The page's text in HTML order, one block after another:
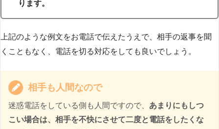
ります。
上記のような例文をお電話で伝えたうえで、相手の返事を聞
くこともなく、電話を切る対応をしても良いでしょう。
相手も人間なので
迷惑電話をしている側も人間ですので、 あまりにもしつ
こい場合は、相手を不快にさせて二度と電話をしたくな